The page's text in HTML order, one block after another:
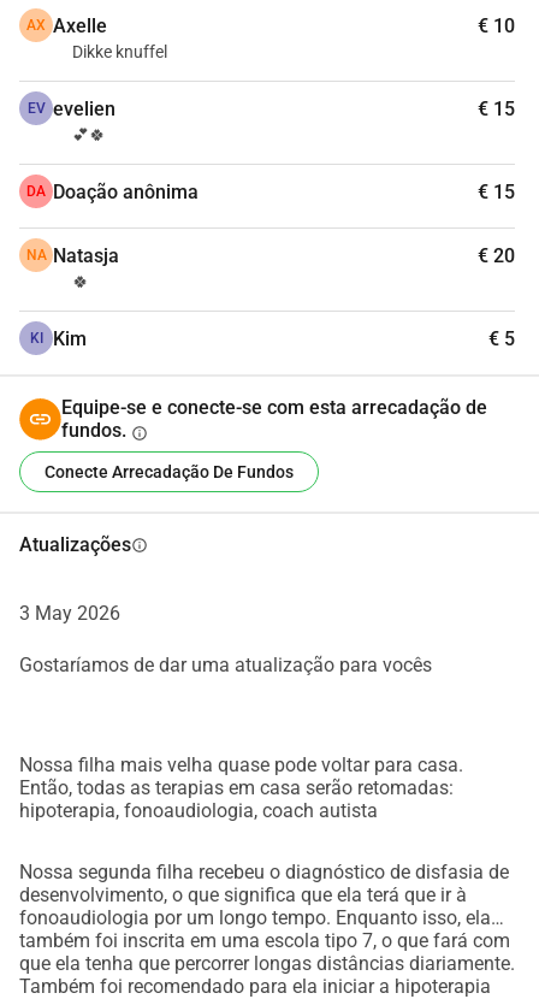
AX Axelle € 10
Dikke knuffel
EV evelien € 15
💕🍀
DA Doação anônima € 15
NA Natasja € 20
🍀
KI Kim € 5
Equipe-se e conecte-se com esta arrecadação de
fundos. info
Conecte Arrecadação De Fundos
Atualizaçõesinfo
3 May 2026
Gostaríamos de dar uma atualização para vocês
Nossa filha mais velha quase pode voltar para casa.
Então, todas as terapias em casa serão retomadas:
hipoterapia, fonoaudiologia, coach autista
Nossa segunda filha recebeu o diagnóstico de disfasia de
desenvolvimento, o que significa que ela terá que ir à
fonoaudiologia por um longo tempo. Enquanto isso, ela
também foi inscrita em uma escola tipo 7, o que fará com
que ela tenha que percorrer longas distâncias diariamente.
Também foi recomendado para ela iniciar a hipoterapia